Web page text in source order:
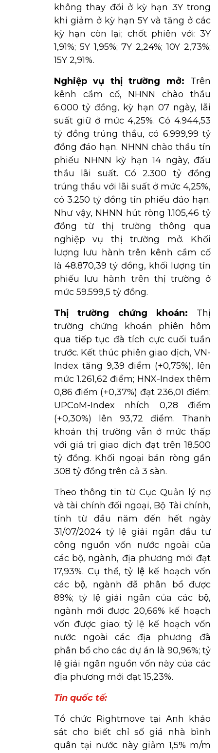
không thay đổi ở kỳ hạn 3Y trong
khi giảm ở kỳ hạn 5Y và tăng ở các
kỳ hạn còn lại; chốt phiên với: 3Y
1,91%; 5Y 1,95%; 7Y 2,24%; 10Y 2,73%;
15Y 2,91%.
Nghiệp vụ thị trường mở: Trên
kênh cầm cố, NHNN chào thầu
6.000 tỷ đồng, kỳ hạn 07 ngày, lãi
suất giữ ở mức 4,25%. Có 4.944,53
tỷ đồng trúng thầu, có 6.999,99 tỷ
đồng đáo hạn. NHNN chào thầu tín
phiếu NHNN kỳ hạn 14 ngày, đấu
thầu lãi suất. Có 2.300 tỷ đồng
trúng thầu với lãi suất ở mức 4,25%,
có 3.250 tỷ đồng tín phiếu đáo hạn.
Như vậy, NHNN hút ròng 1.105,46 tỷ
đồng từ thị trường thông qua
nghiệp vụ thị trường mở. Khối
lượng lưu hành trên kênh cầm cố
là 48.870,39 tỷ đồng, khối lượng tín
phiếu lưu hành trên thị trường ở
mức 59.599,5 tỷ đồng.
Thị trường chứng khoán: Thị
trường chứng khoán phiên hôm
qua tiếp tục đà tích cực cuối tuần
trước. Kết thúc phiên giao dịch, VN-
Index tăng 9,39 điểm (+0,75%), lên
mức 1.261,62 điểm; HNX-Index thêm
0,86 điểm (+0,37%) đạt 236,01 điểm;
UPCoM-Index nhích 0,28 điểm
(+0,30%) lên 93,72 điểm. Thanh
khoản thị trường vẫn ở mức thấp
với giá trị giao dịch đạt trên 18.500
tỷ đồng. Khối ngoại bán ròng gần
308 tỷ đồng trên cả 3 sàn.
Theo thông tin từ Cục Quản lý nợ
và tài chính đối ngoại, Bộ Tài chính,
tính từ đầu năm đến hết ngày
31/07/2024 tỷ lệ giải ngân đầu tư
công nguồn vốn nước ngoài của
các bộ, ngành, địa phương mới đạt
17,93%. Cụ thể, tỷ lệ kế hoạch vốn
các bộ, ngành đã phân bổ được
89%; tỷ lệ giải ngân của các bộ,
ngành mới được 20,66% kế hoạch
vốn được giao; tỷ lệ kế hoạch vốn
nước ngoài các địa phương đã
phân bổ cho các dự án là 90,96%; tỷ
lệ giải ngân nguồn vốn này của các
địa phương mới đạt 15,23%.
Tin quốc tế:
Tổ chức Rightmove tại Anh khảo
sát cho biết chỉ số giá nhà bình
quân tại nước này giảm 1,5% m/m